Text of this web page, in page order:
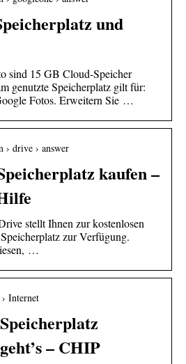
und
sind 15 GB Cloud-Speicher
genutzte Speicherplatz gilt für:
Fotos. Erweitern Sie …
› drive › answer
kaufen –
stellt Ihnen zur kostenlosen
zur Verfügung.
…
Internet
– CHIP